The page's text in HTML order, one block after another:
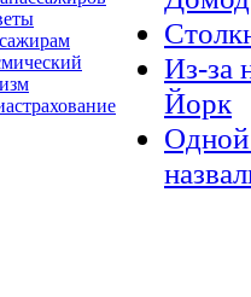
Из-за
Йорк
Одной